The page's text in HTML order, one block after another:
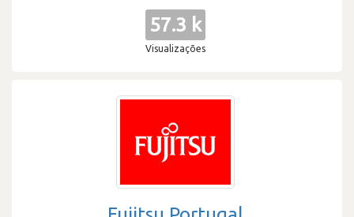
57.3 k
Visualizações